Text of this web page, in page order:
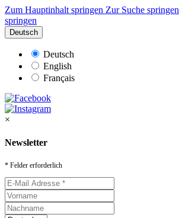
Zum Hauptinhalt springen Zur Suche springen
springen
Deutsch
Deutsch
English
Français
×
Newsletter
* Felder erforderlich